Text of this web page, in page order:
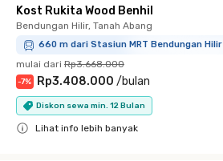
Kost Rukita Wood Benhil
Bendungan Hilir, Tanah Abang
660 m dari Stasiun MRT Bendungan Hilir
mulai dari Rp3.668.000
-7% Rp3.408.000 /bulan
Diskon sewa min. 12 Bulan
Lihat info lebih banyak